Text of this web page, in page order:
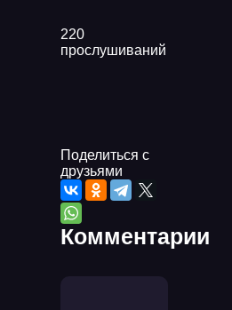
220
прослушиваний
Поделиться с
друзьями
Комментарии